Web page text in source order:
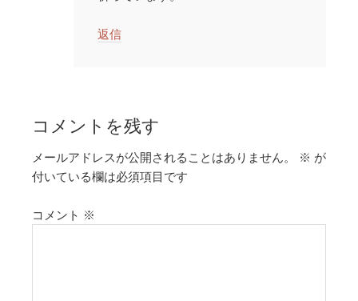
返信
コメントを残す
メールアドレスが公開されることはありません。 ※ が
付いている欄は必須項目です
コメント ※